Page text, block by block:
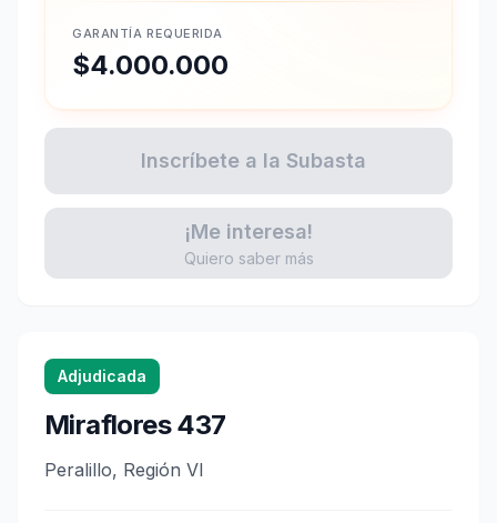
Adjudicada
Miraflores 437
Peralillo, Región VI
GARANTÍA REQUERIDA
$4.000.000
Inscríbete a la Subasta
¡Me interesa!
Quiero saber más